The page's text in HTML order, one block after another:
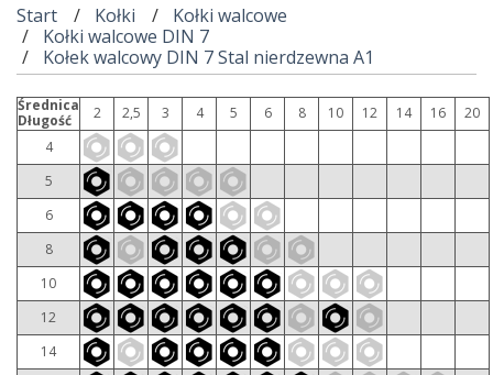
Start Kołki
Kołki walcowe
Kołki walcowe DIN 7
Kołek walcowy DIN 7 Stal nierdzewna A1
Średnica
Długość
2 2,5 3 4 5 6 8 10 12 14 16
20
4
5
6
8
10
12
14